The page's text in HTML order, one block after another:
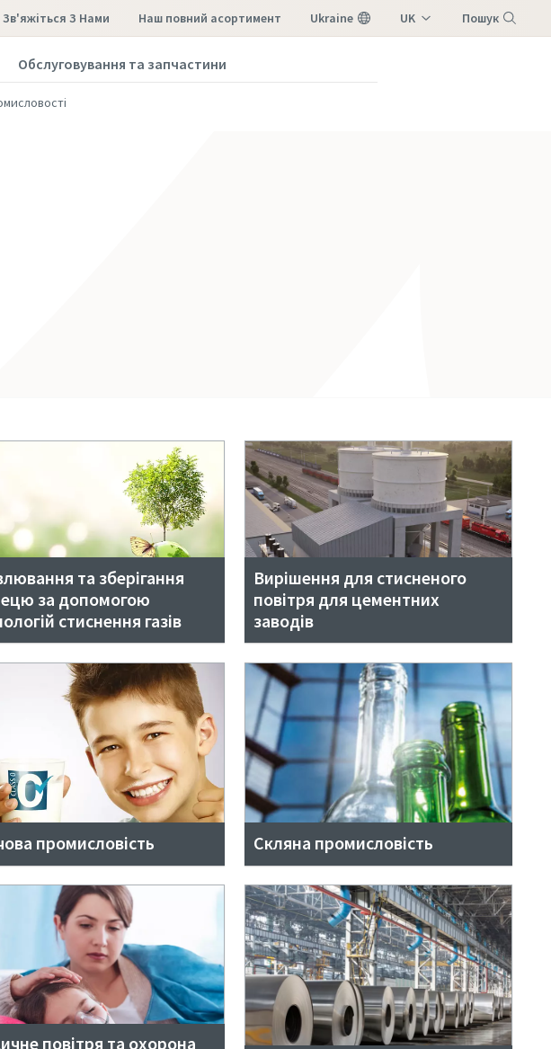
Зв'яжіться З Нами наш повний асортимент Ukraine UK Пошук
Обслуговування та запчастини
та зберігання
за допомогою
стиснення газів
Вирішення для стисненого
повітря для цементних
заводів
промисловість Скляна промисловість
повітря та охорона